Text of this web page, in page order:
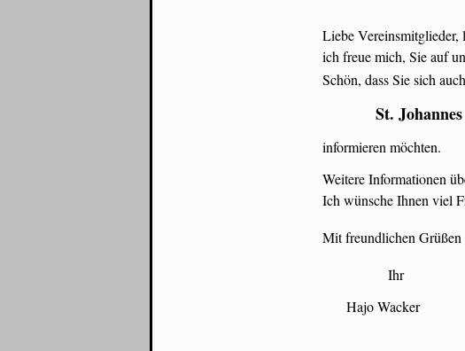
Liebe Vereinsmitglieder,
ich freue mich, Sie auf
Schön, dass Sie sich
St.
informieren möchten.
Weitere Informationen
Ich wünsche Ihnen viel
Mit freundlichen Grüßen
Ihr
Hajo Wacker